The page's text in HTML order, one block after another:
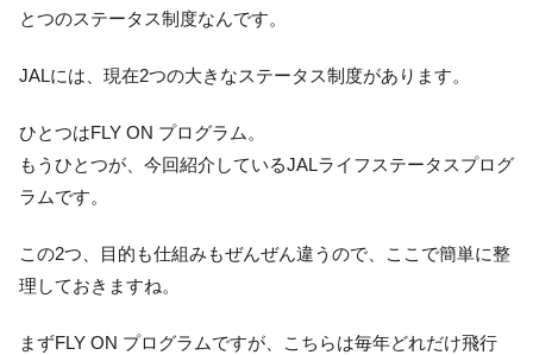
とつのステータス制度なんです。
JALには、現在2つの大きなステータス制度があります。
ひとつはFLY ON プログラム。
もうひとつが、今回紹介しているJALライフステータスプログ
ラムです。
この2つ、目的も仕組みもぜんぜん違うので、ここで簡単に整
理しておきますね。
まずFLY ON プログラムですが、こちらは毎年どれだけ飛行